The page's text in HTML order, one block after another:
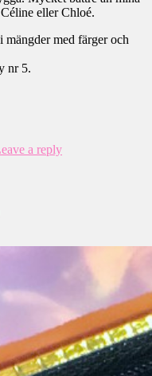
eller Chloé.
mängder med färger och
nr 5.
a reply